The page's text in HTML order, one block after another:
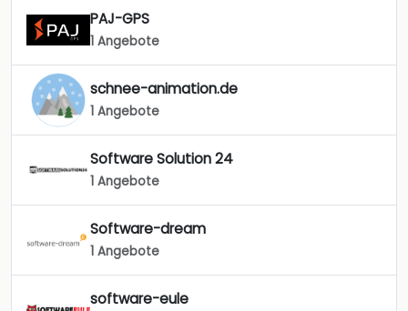
PAJ-GPS
1 Angebote
schnee-animation.de
1 Angebote
Software Solution 24
1 Angebote
Software-dream
1 Angebote
software-eule